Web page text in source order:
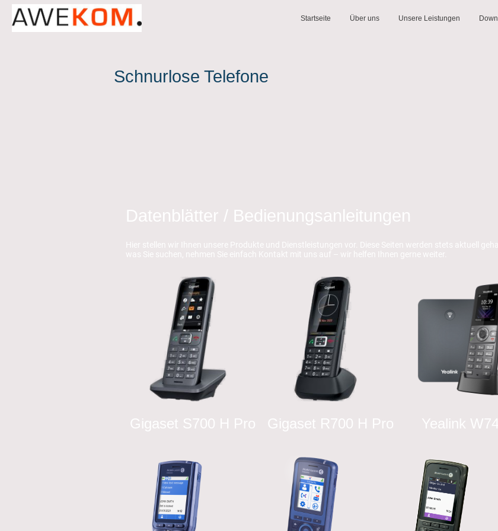
Startseite Über uns Unsere Leistungen
Schnurlose Telefone
Datenblätter / Bedienungsanleitungen
Hier stellen wir Ihnen unsere Produkte und Dienstleistungen vor. Diese Seiten werden stets aktuell
was Sie suchen, nehmen Sie einfach Kontakt mit uns auf – wir helfen Ihnen gerne weiter.
Gigaset S700 H Pro Gigaset R700 H Pro Yealink